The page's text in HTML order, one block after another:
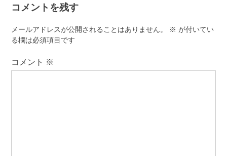
ー
シ
ョ
コメントを残す
メールアドレスが公開されることはありません。 ※ が付いてい
る欄は必須項目です
コメント ※